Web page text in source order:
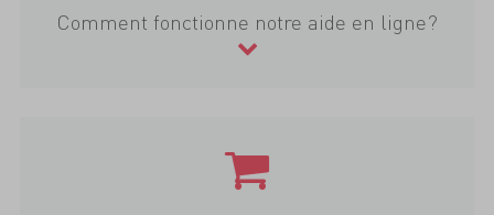
Comment fonctionne notre aide en ligne?